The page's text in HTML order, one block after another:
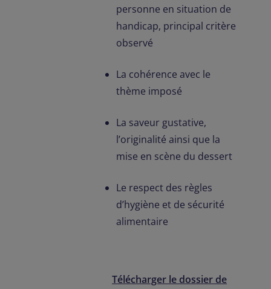
personne en situation de
handicap, principal critère
observé
La cohérence avec le
thème imposé
La saveur gustative,
l’originalité ainsi que la
mise en scène du dessert
Le respect des règles
d’hygiène et de sécurité
alimentaire
Télécharger le dossier de